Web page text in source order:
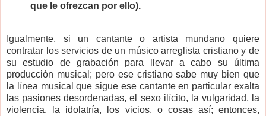
que le ofrezcan por ello).
Igualmente, si un cantante o artista mundano quiere
contratar los servicios de un músico arreglista cristiano y de
su estudio de grabación para llevar a cabo su última
producción musical; pero ese cristiano sabe muy bien que
la línea musical que sigue ese cantante en particular exalta
las pasiones desordenadas, el sexo ilícito, la vulgaridad, la
violencia, la idolatría, los vicios, o cosas así; entonces,